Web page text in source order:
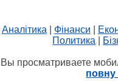
Аналітика Фінанси
Политика
Вы просматриваете
повну